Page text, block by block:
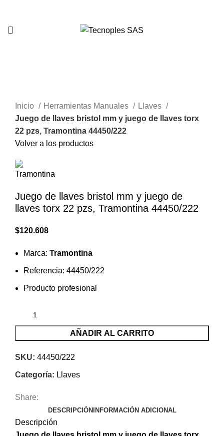
Inicio
Herramientas Manuales
Llaves
Juego de llaves bristol mm y juego de llaves torx
22 pzs, Tramontina 44450/222
Volver a los productos
Juego de llaves bristol mm y juego de
llaves torx 22 pzs, Tramontina 44450/222
$120.608
Marca: Tramontina
Referencia: 44450/222
Producto profesional
AÑADIR AL CARRITO
SKU: 44450/222
Categoría: Llaves
Share:
DESCRIPCIÓNINFORMACIÓN ADICIONAL
Descripción